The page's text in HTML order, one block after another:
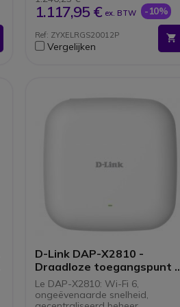
1.117,95 € ex. BTW -10%
Ref: ZYXELRGS20012P
Vergelijken
D-Link DAP-X2810 -
Draadloze toegangspunt -
Wi-Fi 6
Le DAP-X2810: Wi-Fi 6,
ongeëvenaarde snelheid,